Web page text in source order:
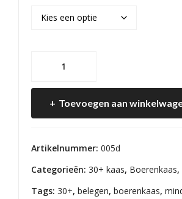
Belegen
aantal Toevoegen aan
Artikelnummer: 005d
Categorieën: 30+ kaas, Boerenkaas,
Tags: 30+, belegen, boerenkaas,